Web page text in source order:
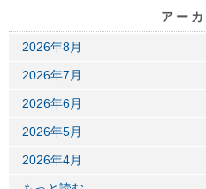
アー
2026年8月
2026年7月
2026年6月
2026年5月
2026年4月